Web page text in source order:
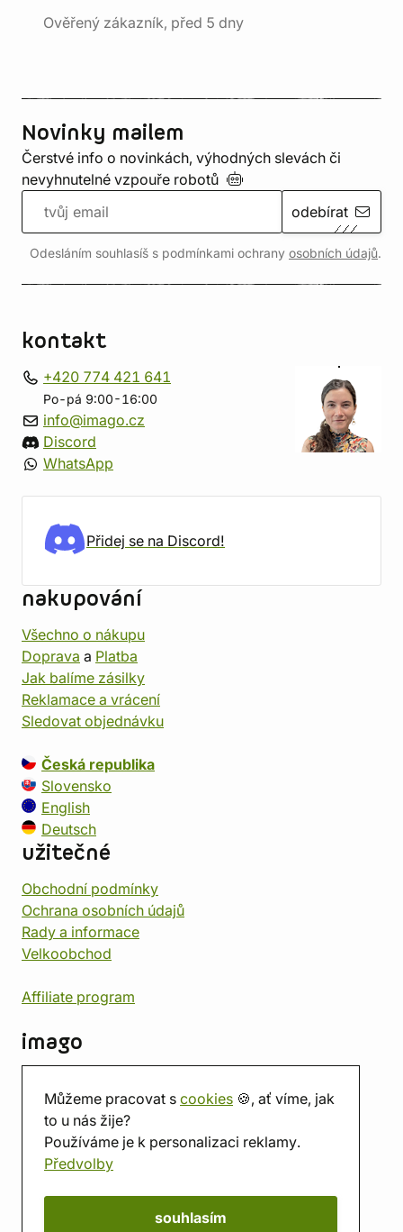
Můžeme pracovat s cookies 🍪, ať víme, jak
to u nás žije?
Používáme je k personalizaci reklamy.
Předvolby
souhlasím
Ověřený zákazník, před 5 dny
Novinky mailem
Čerstvé info o novinkách, výhodných slevách či
nevyhnutelné vzpouře robotů
odebírat
Odesláním souhlasíš s podmínkami ochrany osobních údajů.
kontakt
+420 774 421 641
Po-pá 9:00-16:00
info@imago.cz
Discord
WhatsApp
Přidej se na Discord!
nakupování
Všechno o nákupu
Doprava a Platba
Jak balíme zásilky
Reklamace a vrácení
Sledovat objednávku
Česká republika
Slovensko
English
Deutsch
užitečné
Obchodní podmínky
Ochrana osobních údajů
Rady a informace
Velkoobchod
Affiliate program
imago
Prodejna
Herna
O nás
Hodnocení obchodu